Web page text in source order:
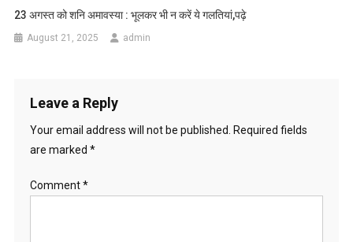
23 अगस्त को शनि अमावस्या : भूलकर भी न करें ये गलतियां,पढ़े
August 21, 2025 admin
Leave a Reply
Your email address will not be published.
Required fields
are marked *
Comment*